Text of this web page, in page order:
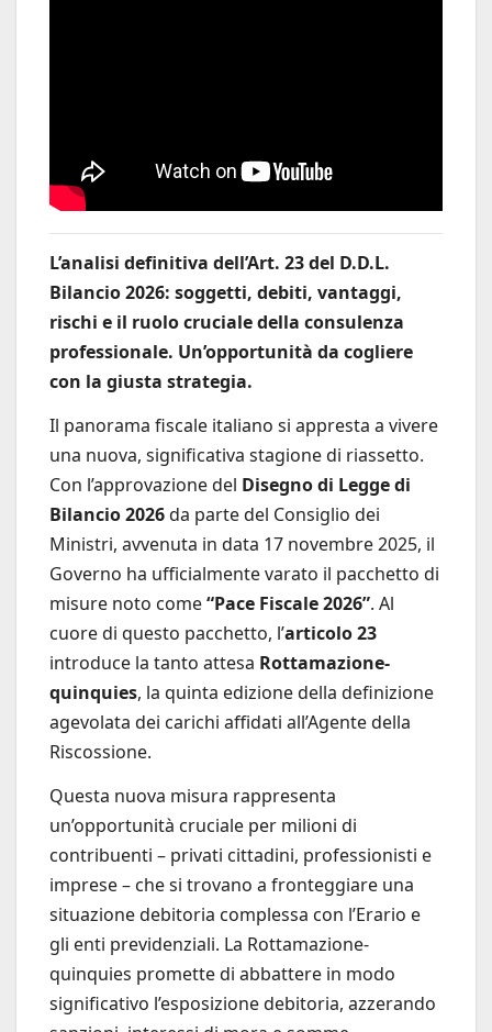
L’analisi definitiva dell’Art. 23 del D.D.L.
Bilancio 2026: soggetti, debiti, vantaggi,
rischi e il ruolo cruciale della consulenza
professionale. Un’opportunità da cogliere
con la giusta strategia.
Il panorama fiscale italiano si appresta a vivere
una nuova, significativa stagione di riassetto.
Con l’approvazione del Disegno di Legge di
Bilancio 2026da parte del Consiglio dei
Ministri, avvenuta in data 17 novembre 2025, il
Governo ha ufficialmente varato il pacchetto di
misure noto come“Pace Fiscale 2026”. Al
cuore di questo pacchetto, l’articolo 23
introduce la tanto attesa Rottamazione-
quinquies, la quinta edizione della definizione
agevolata dei carichi affidati all’Agente della
Riscossione.
Questa nuova misura rappresenta
un’opportunità cruciale per milioni di
contribuenti – privati cittadini, professionisti e
imprese – che si trovano a fronteggiare una
situazione debitoria complessa con l’Erario e
gli enti previdenziali. La Rottamazione-
quinquies promette di abbattere in modo
significativo l’esposizione debitoria, azzerando